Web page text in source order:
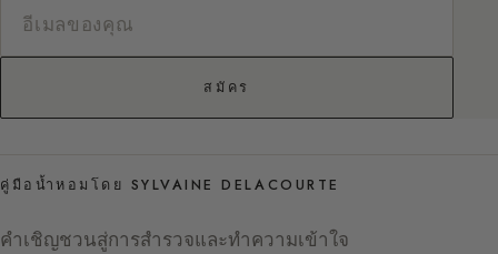
สมัคร
คู่มือน้ำหอมโดย SYLVAINE DELACOURTE
คำเชิญชวนสู่การสำรวจและทำความเข้าใจ